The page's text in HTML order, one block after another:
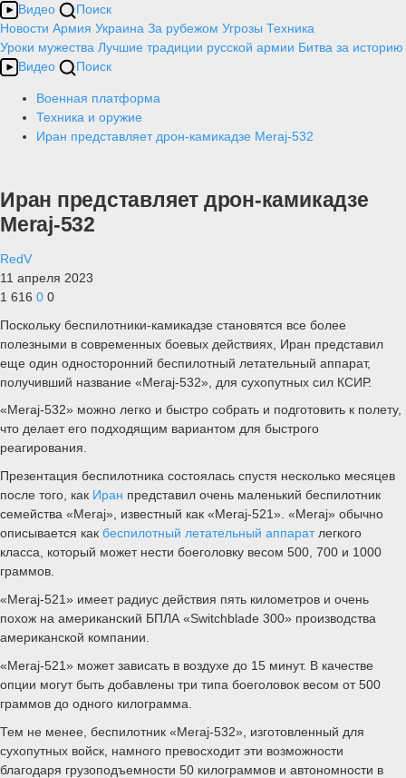
Видео
Поиск
Новости Армия Украина За рубежом Угрозы Техника
Уроки мужества Лучшие традиции русской армии Битва за историю
Видео
Поиск
Военная платформа
Техника и оружие
Иран представляет дрон-камикадзе Meraj-532
Иран представляет дрон-камикадзе
Meraj-532
RedV
11 апреля 2023
1 616 0 0
Поскольку беспилотники-камикадзе становятся все более
полезными в современных боевых действиях, Иран представил
еще один односторонний беспилотный летательный аппарат,
получивший название «Meraj-532», для сухопутных сил КСИР.
«Meraj-532» можно легко и быстро собрать и подготовить к полету,
что делает его подходящим вариантом для быстрого
реагирования.
Презентация беспилотника состоялась спустя несколько месяцев
после того, как Иран представил очень маленький беспилотник
семейства «Meraj», известный как «Meraj-521». «Meraj» обычно
описывается как беспилотный летательный аппаратлегкого
класса, который может нести боеголовку весом 500, 700 и 1000
граммов.
«Meraj-521» имеет радиус действия пять километров и очень
похож на американский БПЛА «Switchblade 300» производства
американской компании.
«Meraj-521» может зависать в воздухе до 15 минут. В качестве
опции могут быть добавлены три типа боеголовок весом от 500
граммов до одного килограмма.
Тем не менее, беспилотник «Meraj-532», изготовленный для
сухопутных войск, намного превосходит эти возможности
благодаря грузоподъемности 50 килограммов и автономности в